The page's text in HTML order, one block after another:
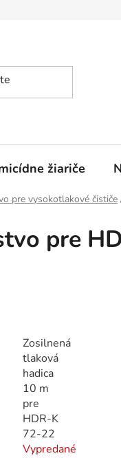
osobných údajov
žiariče
pre vysokotlakové čističe
pre
Zosilnená
tlaková
hadica
10 m
pre
HDR-K
72-22
Vypredané